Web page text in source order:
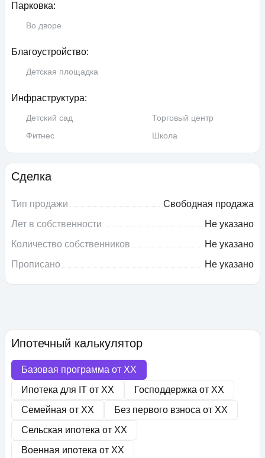
Парковка:
Во дворе
Благоустройство:
Детская площадка
Инфраструктура:
Детский сад
Торговый центр
Фитнес
Школа
Сделка
Тип продажи
Свободная продажа
Лет в собственности
Не указано
Количество собственников
Не указано
Прописано
Не указано
Ипотечный калькулятор
Базовая программа от XX
Ипотека для IT от XX Господдержка от XX
Семейная от XX Без первого взноса от XX
Сельская ипотека от XX
Военная ипотека от XX